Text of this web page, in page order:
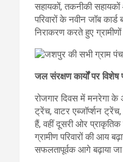
सहायकों, तकनीकी सहायकों
परिवारों के नवीन जॉब
निराकरण करते हुए
जल संरक्षण कार्यों पर
रोजगार दिवस में मनरेगा के
ट्रेंच, वाटर एब्जॉर्प्शन
हैं, वहीं दूसरी ओर
ग्रामीण परिवारों की आय
सफलतापूर्वक आगे बढ़ाया जा